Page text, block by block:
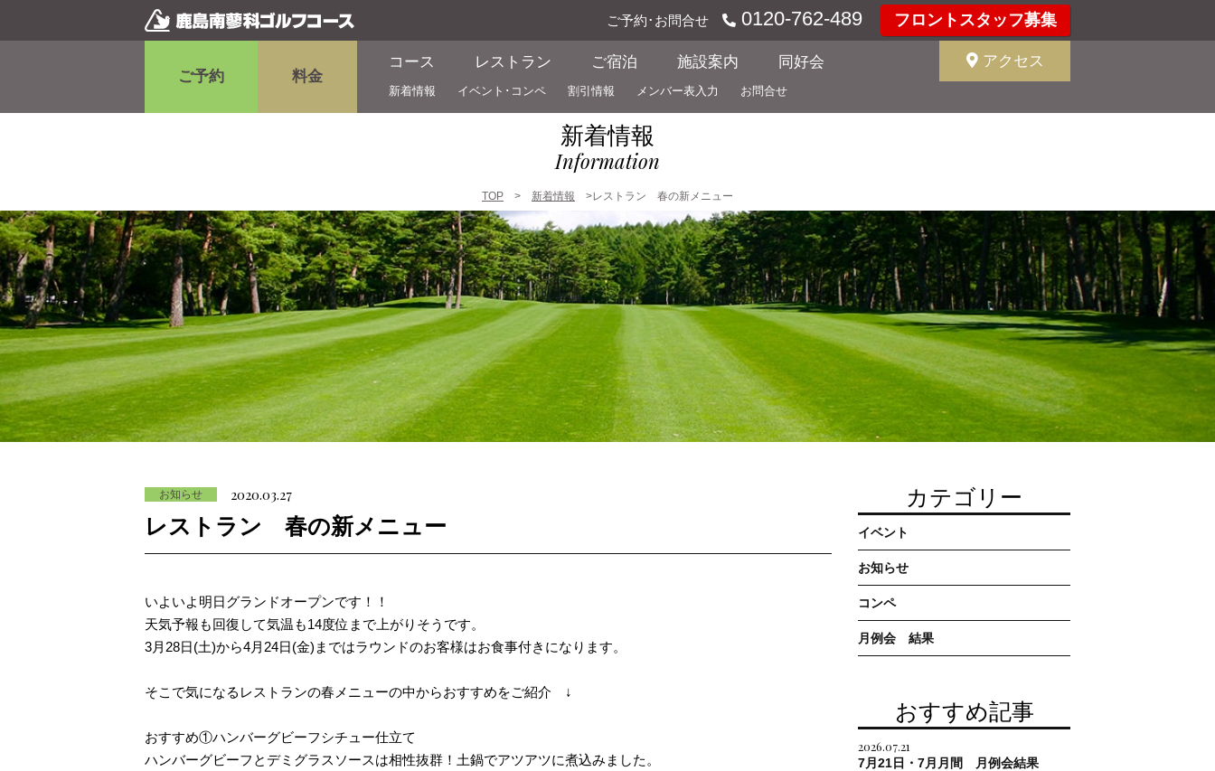
フロントスタッフ募集
ご予約･お問合せ 0120-762-489
ご予約 料金
コース レストラン ご宿泊 施設案内 同好会
新着情報 イベント･コンペ 割引情報 メンバー表入力 お問合せ
アクセス
新着情報
Information
TOP > 新着情報 >レストラン 春の新メニュー
お知らせ 2020.03.27
レストラン 春の新メニュー
いよいよ明日グランドオープンです！！
天気予報も回復して気温も14度位まで上がりそうです。
3月28日(土)から4月24日(金)まではラウンドのお客様はお食事付き になります。
そこで気になるレストランの春メニューの中からおすすめをご紹介 ↓
おすすめ①ハンバーグビーフシチュー仕立て
ハンバーグビーフとデミグラスソースは相性抜群！土鍋でアツアツに煮込みました。
カテゴリー
イベント
お知らせ
コンペ
月例会 結果
おすすめ記事
2026.07.21
7月21日・7月月間 月例会結果